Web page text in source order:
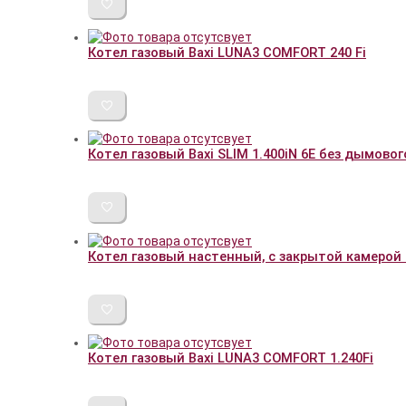
Котел газовый Baxi LUNA3 COMFORT 240 Fi
Котел газовый Baxi SLIM 1.400iN 6E без
Котел газовый настенный, с закрытой камерой
Котел газовый Baxi LUNA3 COMFORT 1.240Fi